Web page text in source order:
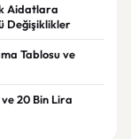
Aidatlara
Değişiklikler
Tablosu ve
20 Bin Lira